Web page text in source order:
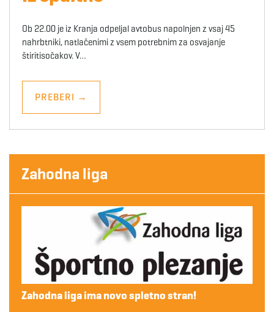
Ob 22.00 je iz Kranja odpeljal avtobus napolnjen z vsaj 45
nahrbtniki, natlačenimi z vsem potrebnim za osvajanje
štiritisočakov. V…
PREBERI →
Zahodna liga
Zahodna liga ima novo spletno stran!